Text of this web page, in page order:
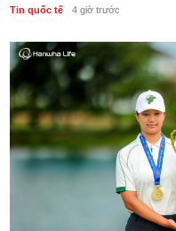
Tin quốc tế 4 giờ trước